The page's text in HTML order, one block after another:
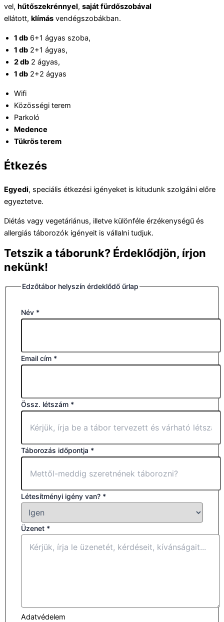
vel, hűtőszekrénnyel, saját fürdőszobával
ellátott, klímás vendégszobákban.
1 db 6+1 ágyas szoba,
1 db 2+1 ágyas,
2 db 2 ágyas,
1 db 2+2 ágyas
Wifi
Közösségi terem
Parkoló
Medence
Tükrös terem
Étkezés
Egyedi, speciális étkezési igényeket is kitudunk szolgálni előre
egyeztetve.
Diétás vagy vegetáriánus, illetve különféle érzékenységű és
allergiás táborozók igényeit is vállalni tudjuk.
Tetszik a táborunk? Érdeklődjön, írjon
nekünk!
Edzőtábor helyszín érdeklődő űrlap
Név *
Email cím *
Össz. létszám *
Táborozás időpontja *
Létesítményi igény van? *
Üzenet *
Adatvédelem